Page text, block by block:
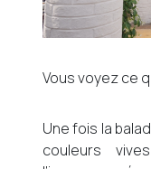
Vous voyez ce
Une fois la
couleurs